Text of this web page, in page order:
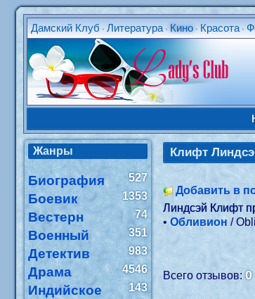
Дамский Клуб •Литература •Кино • Красота •
Жанры
Биография 527
Боевик 1353
Вестерн 74
Военный 351
Детектив 983
Драма 4546
Индийское 143
Клифт
Добавить в
Линдсэй Клифт
•Обливион /
Всего отзывов:0